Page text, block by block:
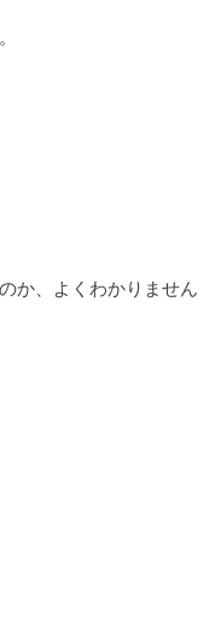
か、よくわかりません